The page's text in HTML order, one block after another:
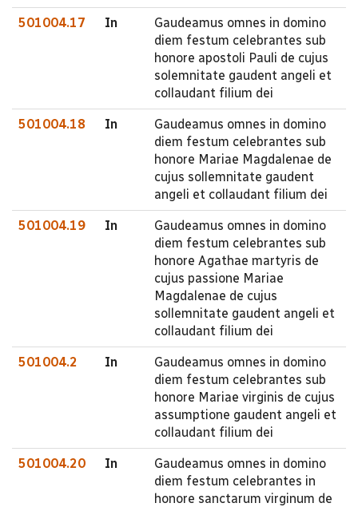
501004.17 In
Gaudeamus omnes in domino
diem festum celebrantes sub
honore apostoli Pauli de cujus
solemnitate gaudent angeli et
collaudant filium dei
501004.18 In
Gaudeamus omnes in domino
diem festum celebrantes sub
honore Mariae Magdalenae de
cujus sollemnitate gaudent
angeli et collaudant filium dei
501004.19 In
Gaudeamus omnes in domino
diem festum celebrantes sub
honore Agathae martyris de
cujus passione Mariae
Magdalenae de cujus
sollemnitate gaudent angeli et
collaudant filium dei
501004.2 In
Gaudeamus omnes in domino
diem festum celebrantes sub
honore Mariae virginis de cujus
assumptione gaudent angeli et
collaudant filium dei
501004.20 In
Gaudeamus omnes in domino
diem festum celebrantes in
honore sanctarum virginum de